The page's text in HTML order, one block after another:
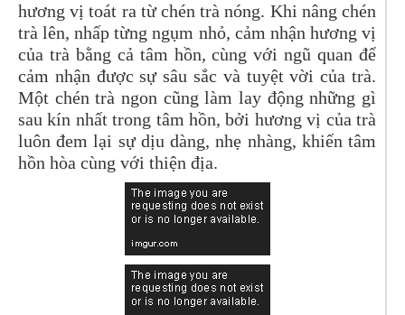
hương vị toát ra từ chén trà nóng. Khi nâng chén
trà lên, nhấp từng ngụm nhỏ, cảm nhận hương vị
của trà bằng cả tâm hồn, cùng với ngũ quan để
cảm nhận được sự sâu sắc và tuyệt vời của trà.
Một chén trà ngon cũng làm lay động những gì
sau kín nhất trong tâm hồn, bởi hương vị của trà
luôn đem lại sự dịu dàng, nhẹ nhàng, khiến tâm
hồn hòa cùng với thiện địa.